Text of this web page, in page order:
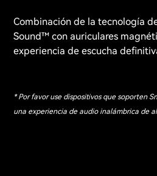
Combinación de la tecnología
Sound™ con auriculares
experiencia de escucha
* Por favor use dispositivos que soporten
una experiencia de audio inalámbrica de